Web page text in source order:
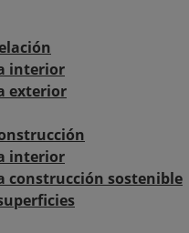
interior
exterior
interior
construcción sostenible